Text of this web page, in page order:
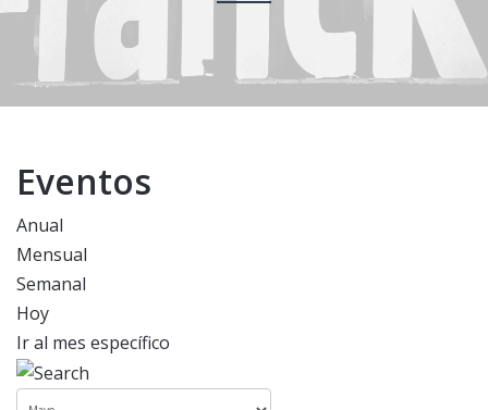
Eventos
Anual
Mensual
Semanal
Hoy
Ir al mes específico